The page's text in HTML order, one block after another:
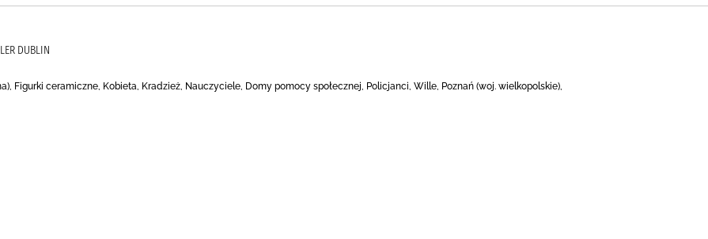
DUBLIN
Figurki ceramiczne, Kobieta, Kradzież, Nauczyciele, Domy pomocy społecznej, Policjanci, Wille, Poznań (woj. wielkopolskie),